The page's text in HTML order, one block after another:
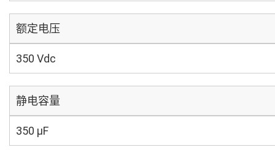
额定电压
350 Vdc
静电容量
350 µF